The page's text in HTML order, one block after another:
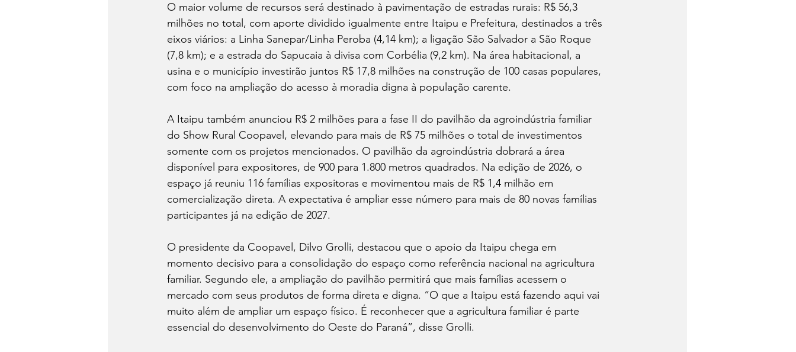
O maior volume de recursos será destinado à pavimentação de estradas rurais: R$ 56,3
milhões no total, com aporte dividido igualmente entre Itaipu e Prefeitura, destinados a três
eixos viários: a Linha Sanepar/Linha Peroba (4,14 km); a ligação São Salvador a São Roque
(7,8 km); e a estrada do Sapucaia à divisa com Corbélia (9,2 km). Na área habitacional, a
usina e o município investirão juntos R$ 17,8 milhões na construção de 100 casas populares,
com foco na ampliação do acesso à moradia digna à população carente.
A Itaipu também anunciou R$ 2 milhões para a fase II do pavilhão da agroindústria familiar
do Show Rural Coopavel, elevando para mais de R$ 75 milhões o total de investimentos
somente com os projetos mencionados. O pavilhão da agroindústria dobrará a área
disponível para expositores, de 900 para 1.800 metros quadrados. Na edição de 2026, o
espaço já reuniu 116 famílias expositoras e movimentou mais de R$ 1,4 milhão em
comercialização direta. A expectativa é ampliar esse número para mais de 80 novas famílias
participantes já na edição de 2027.
O presidente da Coopavel, Dilvo Grolli, destacou que o apoio da Itaipu chega em
momento decisivo para a consolidação do espaço como referência nacional na agricultura
familiar. Segundo ele, a ampliação do pavilhão permitirá que mais famílias acessem o
mercado com seus produtos de forma direta e digna. “O que a Itaipu está fazendo aqui vai
muito além de ampliar um espaço físico. É reconhecer que a agricultura familiar é parte
essencial do desenvolvimento do Oeste do Paraná”, disse Grolli.